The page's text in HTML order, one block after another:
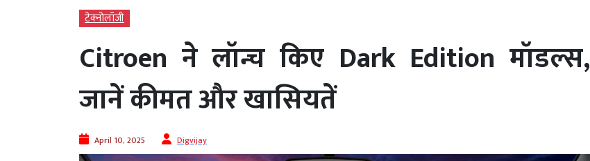
टेक्‍नोलॉजी
Citroen ने लॉन्च किए Dark Edition मॉडल्स,
जानें कीमत और खासियतें
April 10, 2025 Digvijay